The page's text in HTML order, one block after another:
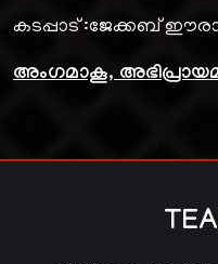
കടപ്പാട് :ജേക്കബ്
അംഗമാകൂ,